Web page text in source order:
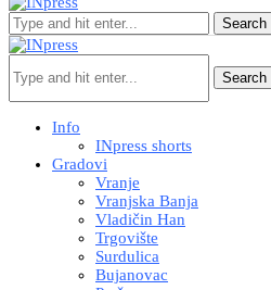
Search
Search
Info
INpress shorts
Gradovi
Vranje
Vranjska Banja
Vladičin Han
Trgovište
Surdulica
Bujanovac